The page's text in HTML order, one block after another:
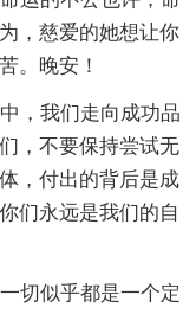
，慈爱的她想让你
。晚安！
，我们走向成功品
，不要保持尝试无
，付出的背后是成
们永远是我们的自
切似乎都是一个定